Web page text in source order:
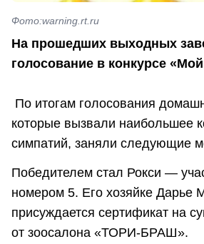
Фото:warning.rt.ru
На прошедших выходных
голосование в конкурсе
По итогам голосования
которые вызвали наибольшее
симпатий, заняли следующие
Победителем стал Рокси —
номером 5. Его хозяйке Дарье
присуждается сертификат на
от зоосалона «ТОРИ-БРАШ».